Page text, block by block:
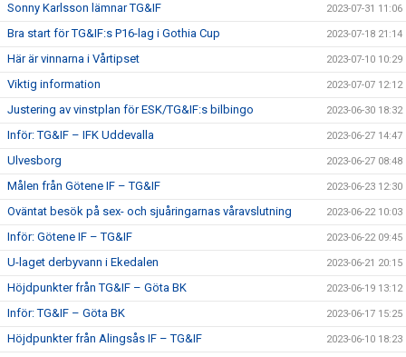
Sonny Karlsson lämnar TG&IF 2023-07-31 11:06
Bra start för TG&IF:s P16-lag i Gothia Cup 2023-07-18 21:14
Här är vinnarna i Vårtipset 2023-07-10 10:29
Viktig information 2023-07-07 12:12
Justering av vinstplan för ESK/TG&IF:s bilbingo 2023-06-30 18:32
Inför: TG&IF – IFK Uddevalla 2023-06-27 14:47
Ulvesborg 2023-06-27 08:48
Målen från Götene IF – TG&IF 2023-06-23 12:30
Oväntat besök på sex- och sjuåringarnas våravslutning 2023-06-22 10:03
Inför: Götene IF – TG&IF 2023-06-22 09:45
U-laget derbyvann i Ekedalen 2023-06-21 20:15
Höjdpunkter från TG&IF – Göta BK 2023-06-19 13:12
Inför: TG&IF – Göta BK 2023-06-17 15:25
Höjdpunkter från Alingsås IF – TG&IF 2023-06-10 18:23